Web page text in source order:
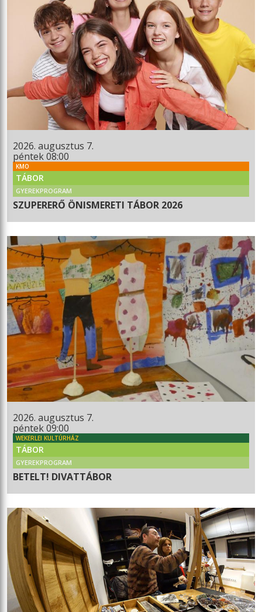
2026. augusztus 7.
péntek 08:00
KMO
TÁBOR
GYEREKPROGRAM
SZUPERERŐ ÖNISMERETI TÁBOR 2026
2026. augusztus 7.
péntek 09:00
WEKERLEI KULTÚRHÁZ
TÁBOR
GYEREKPROGRAM
BETELT! DIVATTÁBOR